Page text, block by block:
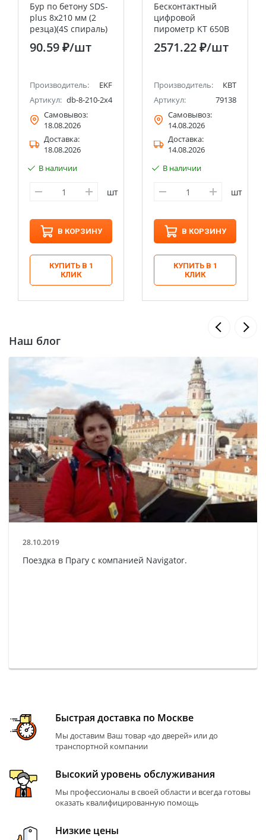
Бур по бетону SDS-
plus 8х210 мм (2
резца)(4S спираль)
EKF Master
90.59 ₽/шт
Производитель:
EKF
Артикул: db-8-210-2x4
Самовывоз:
18.08.2026
Доставка:
18.08.2026
В наличии
шт
В КОРЗИНУ
КУПИТЬ В 1
КЛИК
Бесконтактный
цифровой
пирометр KT 650B
"PROLINE" КВТ
2571.22 ₽/шт
Производитель:
КВТ
Артикул:
79138
Самовывоз:
14.08.2026
Доставка:
14.08.2026
В наличии
шт
В КОРЗИНУ
КУПИТЬ В 1
КЛИК
Наш блог
28.10.2019
Поездка в Прагу с компанией Navigator.
Быстрая доставка по Москве
Мы доставим Ваш товар «до дверей» или до
транспортной компании
Высокий уровень обслуживания
Мы профессионалы в своей области и всегда готовы
оказать квалифицированную помощь
Низкие цены